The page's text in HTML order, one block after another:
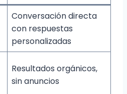
Conversación directa
con respuestas
personalizadas
Resultados orgánicos,
sin anuncios